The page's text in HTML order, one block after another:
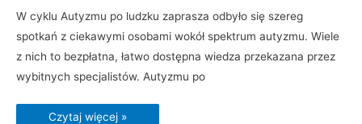
W cyklu Autyzmu po ludzku zaprasza odbyło się szereg
spotkań z ciekawymi osobami wokół spektrum autyzmu. Wiele
z nich to bezpłatna, łatwo dostępna wiedza przekazana przez
wybitnych specjalistów. Autyzmu po
Czytaj więcej »